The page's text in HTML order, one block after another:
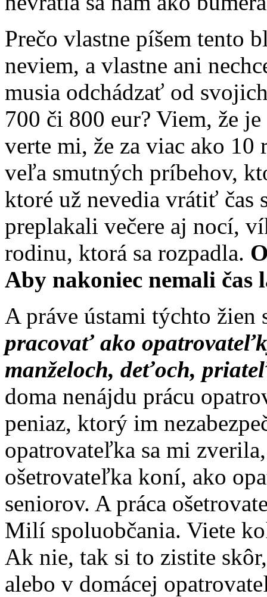
Prečo vlastne píšem tento
neviem, a vlastne ani
musia odchádzať od
700 či 800 eur? Viem, že
verte mi, že za viac ako
veľa smutných príbehov,
ktoré už nevedia vrátiť
preplakali večere aj nocí,
rodinu, ktorá sa rozpadla.
Aby nakoniec nemali
A práve ústami týchto žien
pracovať ako
manželoch, deťoch,
doma nenájdu prácu
peniaz, ktorý im
opatrovateľka sa mi
ošetrovateľka koní, ako
seniorov. A práca
Milí spoluobčania. Viete
Ak nie, tak si to zistite
alebo v domácej